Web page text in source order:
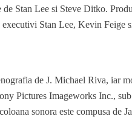
de Stan Lee si Steve Ditko.
Stan Lee, Kevin Feige
de J. Michael Riva, iar
Pictures Imageworks Inc.,
sonora este compusa de